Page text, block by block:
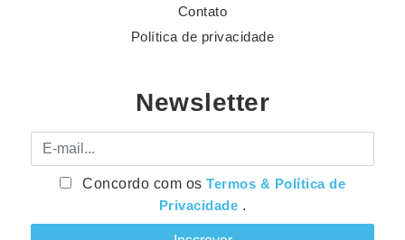
Contato
Política de privacidade
Newsletter
E-mail
Concordo com osTermos & Política de
Privacidade .